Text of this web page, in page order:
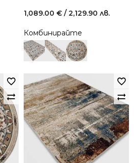
1,089.00 € / 2,129.90 лв.
Комбинирайте